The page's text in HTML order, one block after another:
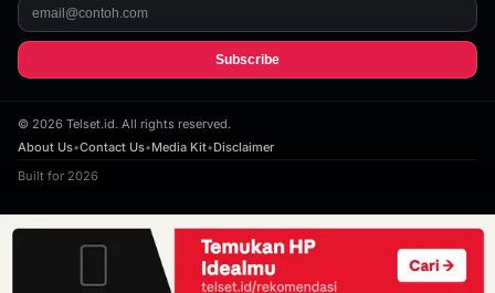
Subscribe
© 2026 Telset.id. All rights reserved.
About Us•Contact Us•Media Kit•Disclaimer
Built for 2026